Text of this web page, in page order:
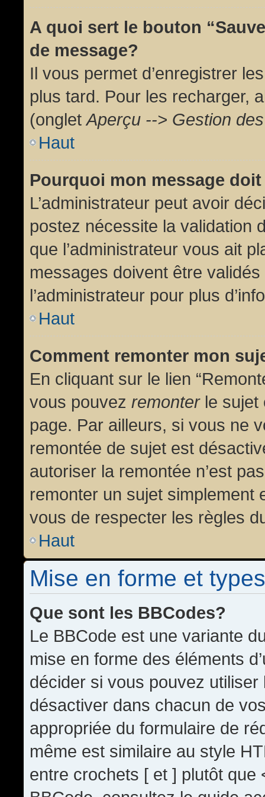
A quoi sert le bouton
de message?
Il vous permet d’enregistrer
plus tard. Pour les recharger,
(ongletAperçu --> Gestion
Haut
Pourquoi mon message
L’administrateur peut avoir
postez nécessite la validation
que l’administrateur vous ait
messages doivent être
l’administrateur pour plus
Haut
Comment remonter mon
En cliquant sur le lien
vous pouvez remonterle sujet
page. Par ailleurs, si vous ne
remontée de sujet est
autoriser la remontée n’est
remonter un sujet simplement
vous de respecter les règles
Haut
Mise en forme et
Que sont les BBCodes?
Le BBCode est une variante
mise en forme des éléments
décider si vous pouvez
désactiver dans chacun de
appropriée du formulaire de
même est similaire au style
entre crochets [ et ] plutôt que